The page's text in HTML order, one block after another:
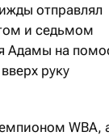
отправлял
и седьмом
Адамы на
руку
WBA,